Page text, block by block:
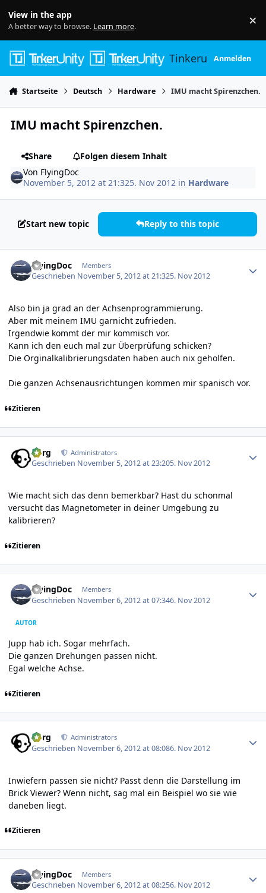
View in the app
A better way to browse. Learn more. ×
TinkerunityAnmelden
Startseite Deutsch Hardware IMU macht Spirenzchen.
IMU macht Spirenzchen.
Share
Folgen diesem Inhalt
Von FlyingDoc
November 5, 2012 at 21:325. Nov 2012 in Hardware
Start new topic Reply to this topic
FlyingDoc Members
Geschrieben November 5, 2012 at 21:325. Nov 2012
Also bin ja grad an der Achsenprogrammierung.
Aber mit meinem IMU garnicht zufrieden.
Irgendwie kommt der mir kommisch vor.
Kann ich den euch mal zur Überprüfung schicken?
Die Orginalkalibrierungsdaten haben auch nix geholfen.
Die ganzen Achsenausrichtungen kommen mir spanisch vor.
Zitieren
borg Administrators
Geschrieben November 5, 2012 at 23:205. Nov 2012
Wie macht sich das denn bemerkbar? Hast du schonmal
versucht das Magnetometer in deiner Umgebung zu
kalibrieren?
Zitieren
FlyingDoc Members
Geschrieben November 6, 2012 at 07:346. Nov 2012
AUTOR
Jupp hab ich. Sogar mehrfach.
Die ganzen Drehungen passen nicht.
Egal welche Achse.
Zitieren
borg Administrators
Geschrieben November 6, 2012 at 08:086. Nov 2012
Inwiefern passen sie nicht? Passt denn die Darstellung im
Brick Viewer? Wenn nicht, sag mal ein Beispiel wo sie wie
daneben liegt.
Zitieren
FlyingDoc Members
Geschrieben November 6, 2012 at 08:256. Nov 2012